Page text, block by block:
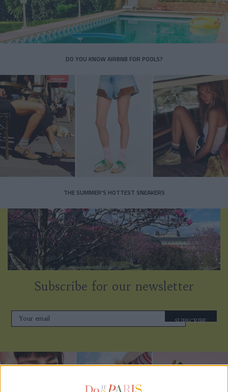
DO YOU KNOW AIRBNB FOR POOLS?
THE SUMMER’S HOTTEST SNEAKERS
Subscribe for our newsletter
SUBSCRIBE